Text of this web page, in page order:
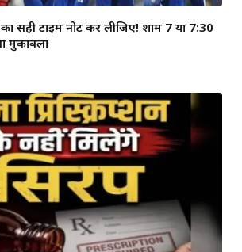
सही टाइम नोट कर लीजिए! शाम 7 या 7:30
मुकाबला